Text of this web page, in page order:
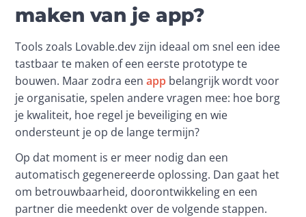
maken van je app?
Tools zoals Lovable.dev zijn ideaal om snel een idee
tastbaar te maken of een eerste prototype te
bouwen. Maar zodra een app belangrijk wordt voor
je organisatie, spelen andere vragen mee: hoe borg
je kwaliteit, hoe regel je beveiliging en wie
ondersteunt je op de lange termijn?
Op dat moment is er meer nodig dan een
automatisch gegenereerde oplossing. Dan gaat het
om betrouwbaarheid, doorontwikkeling en een
partner die meedenkt over de volgende stappen.